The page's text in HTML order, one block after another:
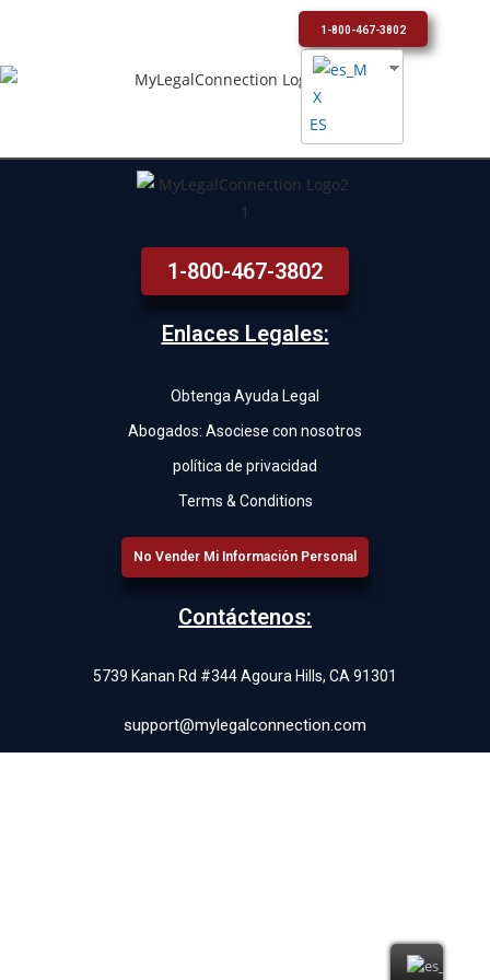
1-800-467-3802
ES
1-800-467-3802
Enlaces Legales:
Obtenga Ayuda Legal
Abogados: Asociese con nosotros
política de privacidad
Terms & Conditions
No Vender Mi Información Personal
Contáctenos:
5739 Kanan Rd #344 Agoura Hills, CA 91301
support@mylegalconnection.com